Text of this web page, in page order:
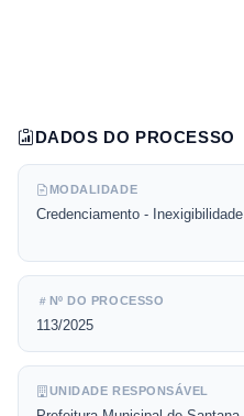
DADOS DO PROCESSO
MODALIDADE
Credenciamento - Inexigibilidade
Nº DO PROCESSO
113/2025
UNIDADE RESPONSÁVEL